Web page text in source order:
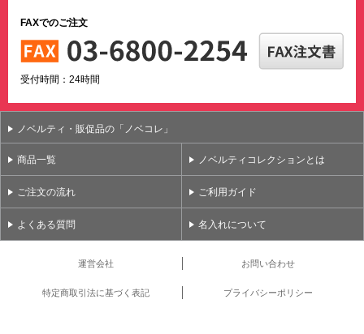
FAXでのご注文
受付時間：24時間
ノベルティ・販促品の「ノベコレ」
商品一覧 ノベルティコレクションとは
ご注文の流れ ご利用ガイド
よくある質問 名入れについて
運営会社 お問い合わせ
特定商取引法に基づく表記 プライバシーポリシー